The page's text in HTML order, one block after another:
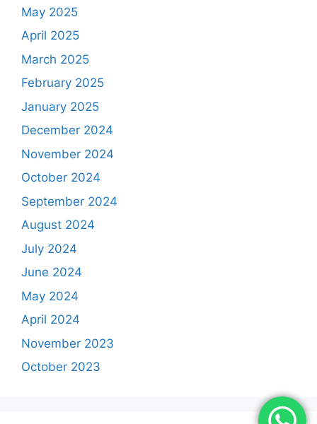
May 2025
April 2025
March 2025
February 2025
January 2025
December 2024
November 2024
October 2024
September 2024
August 2024
July 2024
June 2024
May 2024
April 2024
November 2023
October 2023